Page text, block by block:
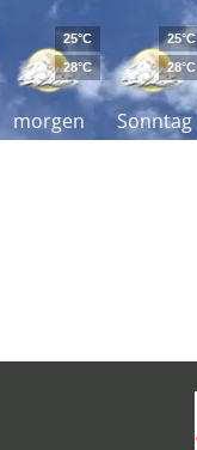
morgen
25°C
28°C
Sonntag
25°C
28°C